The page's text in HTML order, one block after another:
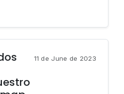
11 de June de 2023